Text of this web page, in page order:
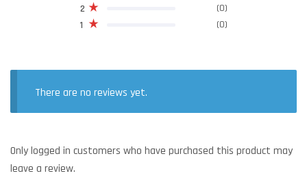
1 (0)
2 (0)
There are no reviews yet.
Only logged in customers who have purchased this product may
leave a review.